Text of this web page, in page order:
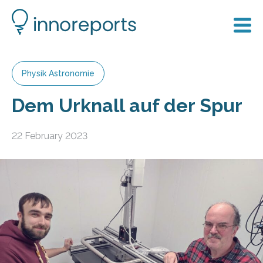
Physik Astronomie
Dem Urknall auf der Spur
22 February 2023